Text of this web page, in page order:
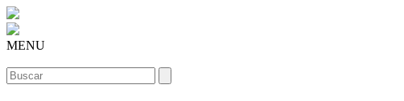
MENU